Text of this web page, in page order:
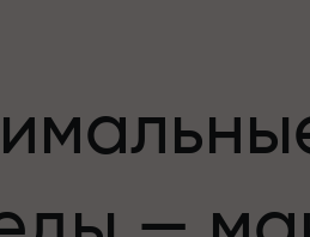
привносит элементы драйва